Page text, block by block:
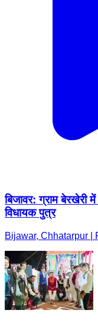
बिजावर: ग्राम
विधायक पुत्र
Bijawar, Chhatarpur |